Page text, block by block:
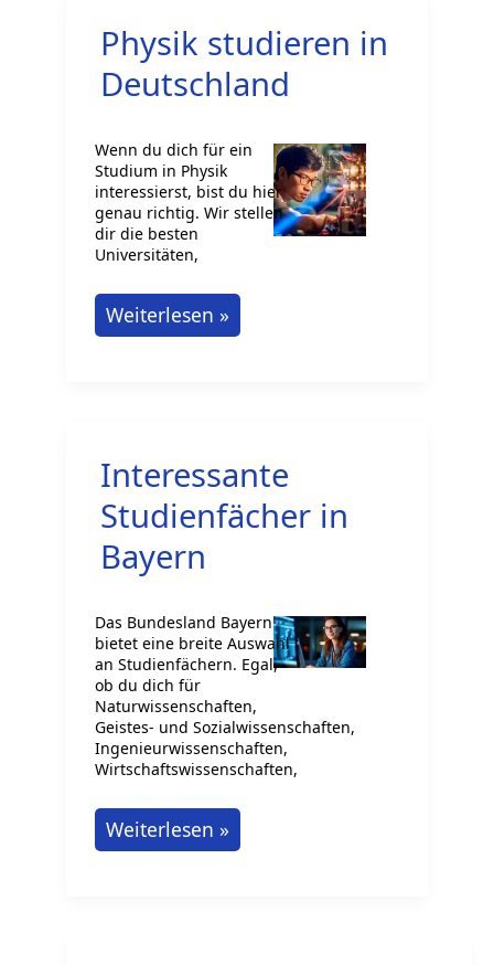
Erkunden
Physik studieren in
Deutschland
Wenn du dich für ein
Studium in Physik
interessierst, bist du hier
genau richtig. Wir stellen
dir die besten
Universitäten,
Physik
studieren
Weiterlesen »
Interessante
Studienfächer in
Bayern
Das Bundesland Bayern
bietet eine breite Auswahl
an Studienfächern. Egal,
ob du dich für
Naturwissenschaften,
Geistes- und Sozialwissenschaften,
Ingenieurwissenschaften,
Wirtschaftswissenschaften,
Interessante
Studienfächer
Weiterlesen »